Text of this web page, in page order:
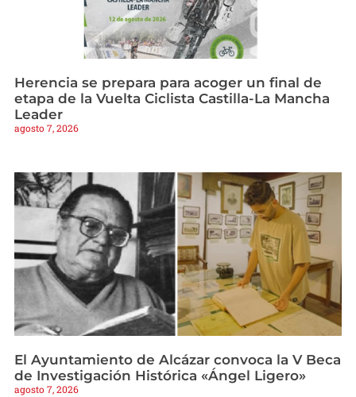
Herencia se prepara para acoger un final de
etapa de la Vuelta Ciclista Castilla-La Mancha
Leader
agosto 7, 2026
El Ayuntamiento de Alcázar convoca la V Beca
de Investigación Histórica «Ángel Ligero»
agosto 7, 2026